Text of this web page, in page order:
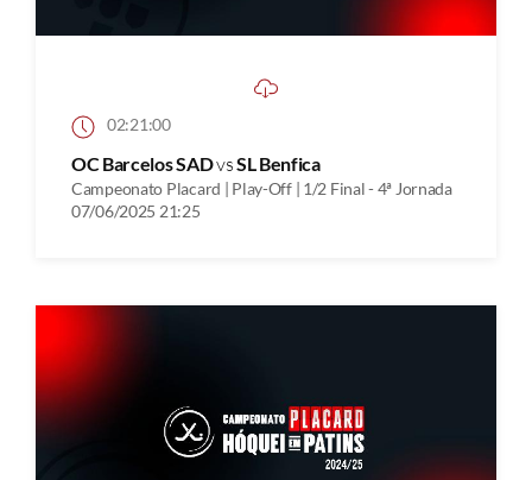
02:21:00
OC Barcelos SADvsSL Benfica
Campeonato Placard | Play-Off | 1/2 Final - 4ª Jornada
07/06/2025 21:25